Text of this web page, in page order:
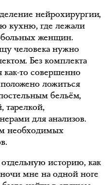
нейрохирургии,
кухню, где лежали
женщин.
человека нужно
Без комплекта
как-то совершенно
ложиться
бельём,
для анализов.
необходимых
историю, как
мне на одной ноге